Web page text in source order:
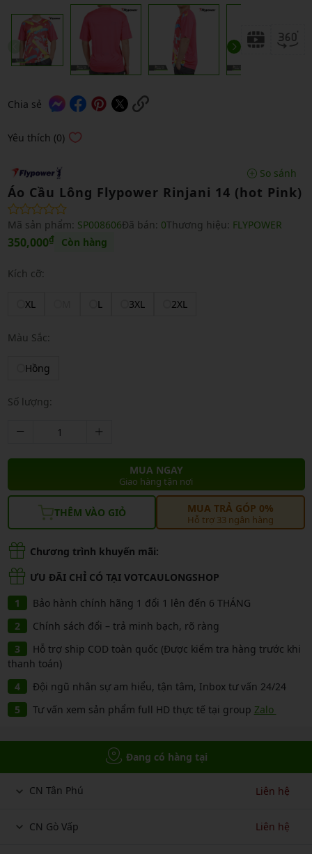
Chia sẻ
Yêu thích (0)
So sánh
Áo Cầu Lông Flypower Rinjani 14 (hot Pink)
Mã sản phẩm: SP008606Đã bán: 0Thương hiệu: FLYPOWER
350,000₫ Còn hàng
Kích cỡ:
XL L 3XL 2XL
Màu Sắc:
Hồng
Số lượng:
MUA NGAY
Giao hàng tận nơi
THÊM VÀO GIỎ MUA TRẢ GÓP 0%
Hỗ trợ 33 ngân hàng
Chương trình khuyến mãi:
ƯU ĐÃI CHỈ CÓ TẠI VOTCAULONGSHOP
Bảo hành chính hãng 1 đổi 1 lên đến 6 THÁNG
Chính sách đổi – trả minh bạch, rõ ràng
Hỗ trợ ship COD toàn quốc (Được kiểm tra hàng trước khi
thanh toán)
Đội ngũ nhân sự am hiểu, tận tâm, Inbox tư vấn 24/24
Tư vấn xem sản phẩm full HD thực tế tại group Zalo
Đang có hàng tại
CN Tân Phú Liên hệ
CN Gò Vấp Liên hệ